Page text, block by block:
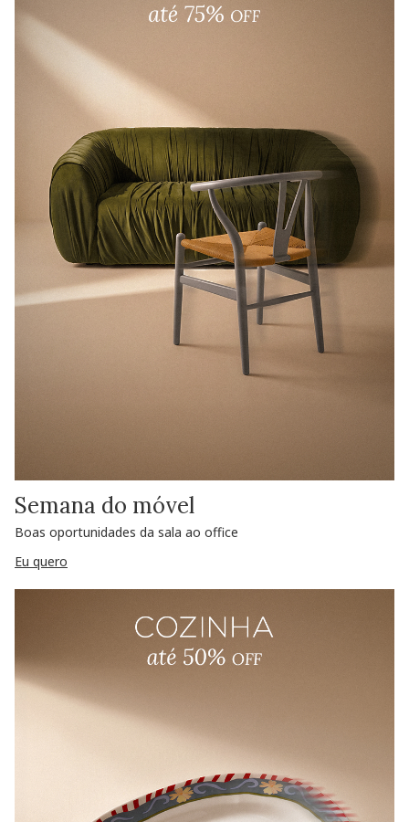
Semana do móvel
Boas oportunidades da sala ao office
Eu quero